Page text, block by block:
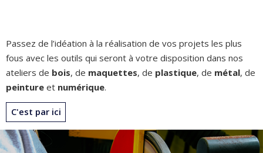
Passez de l’idéation à la réalisation de vos projets les plus
fous avec les outils qui seront à votre disposition dans nos
ateliers de bois, de maquettes, de plastique, de métal, de
peinture et numérique.
C'est par ici